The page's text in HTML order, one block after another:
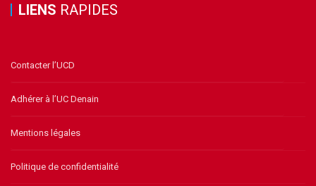
LIENS RAPIDES
Contacter l’UCD
Adhérer à l’UC Denain
Mentions légales
Politique de confidentialité